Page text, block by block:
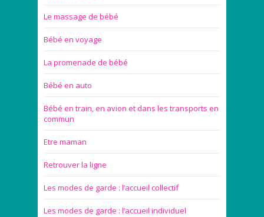
Le massage de bébé
Bébé en voyage
La promenade de bébé
Bébé en auto
Bébé en train, en avion et dans les transports en
commun
Etre maman
Retrouver la ligne
Les modes de garde : l’accueil collectif
Les modes de garde : l’accueil individuel